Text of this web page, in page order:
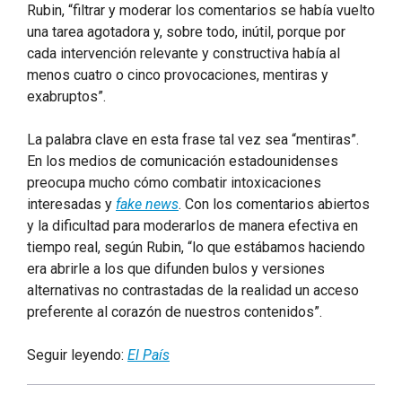
Rubin, “filtrar y moderar los comentarios se había vuelto
una tarea agotadora y, sobre todo, inútil, porque por
cada intervención relevante y constructiva había al
menos cuatro o cinco provocaciones, mentiras y
exabruptos”.
La palabra clave en esta frase tal vez sea “mentiras”.
En los medios de comunicación estadounidenses
preocupa mucho cómo combatir intoxicaciones
interesadas y fake news. Con los comentarios abiertos
y la dificultad para moderarlos de manera efectiva en
tiempo real, según Rubin, “lo que estábamos haciendo
era abrirle a los que difunden bulos y versiones
alternativas no contrastadas de la realidad un acceso
preferente al corazón de nuestros contenidos”.
Seguir leyendo: El País